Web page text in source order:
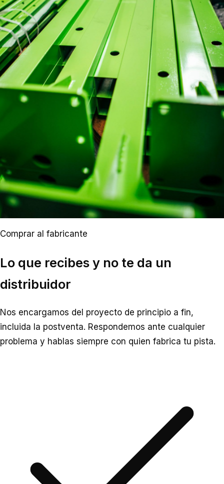
Comprar al fabricante
Lo que recibes y no te da un
distribuidor
Nos encargamos del proyecto de principio a fin,
incluida la postventa. Respondemos ante cualquier
problema y hablas siempre con quien fabrica tu pista.